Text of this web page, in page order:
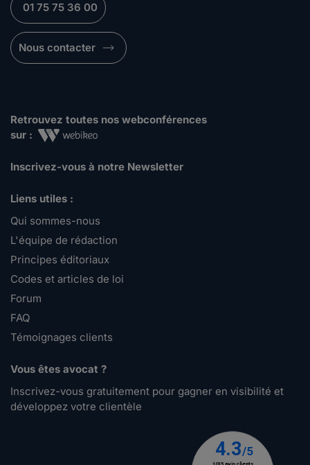
01 75 75 36 00
Nous contacter
Retrouvez toutes nos webconférences
sur :
Inscrivez-vous à notre Newsletter
Liens utiles :
Qui sommes-nous
L'équipe de rédaction
Principes éditoriaux
Codes et articles de loi
Forum
FAQ
Témoignages clients
Vous êtes avocat ?
Inscrivez-vous gratuitement pour gagner en visibilité et
développez votre clientèle